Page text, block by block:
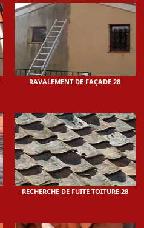
RAVALEMENT DE FAÇADE 28
RECHERCHE DE FUITE TOITURE 28